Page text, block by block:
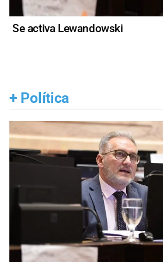
Se activa Lewandowski
+ Política